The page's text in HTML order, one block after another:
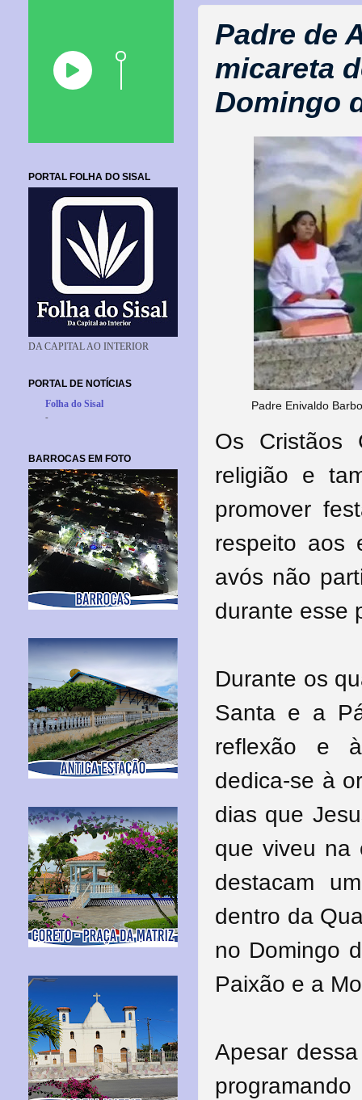
Padre de
micareta
Domingo
Padre Enivaldo
Os Cristãos
religião e
promover
respeito aos
avós não
durante esse
Durante os
Santa e a
reflexão e à
dedica-se à
dias que
que viveu na
destacam
dentro da
no Domingo
Paixão e a
Apesar
PORTAL FOLHA DO SISAL
DA CAPITAL AO INTERIOR
PORTAL DE NOTÍCIAS
Folha do Sisal
-
BARROCAS EM FOTO